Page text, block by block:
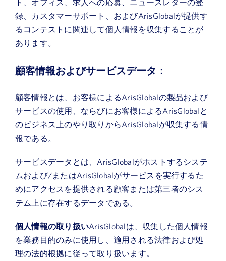
ト、オフィス、求人への応募、ニュースレターの登
録、カスタマーサポート、およびArisGlobalが提供す
るコンテストに関連して個人情報を収集することが
あります。
顧客情報およびサービスデータ：
顧客情報とは、お客様によるArisGlobalの製品および
サービスの使用、ならびにお客様によるArisGlobalと
のビジネス上のやり取りからArisGlobalが収集する情
報である。
サービスデータとは、ArisGlobalがホストするシステ
ムおよび/またはArisGlobalがサービスを実行するた
めにアクセスを提供される顧客または第三者のシス
テム上に存在するデータである。
個人情報の取り扱いArisGlobalは、収集した個人情報
を業務目的のみに使用し、適用される法律および処
理の法的根拠に従って取り扱います。